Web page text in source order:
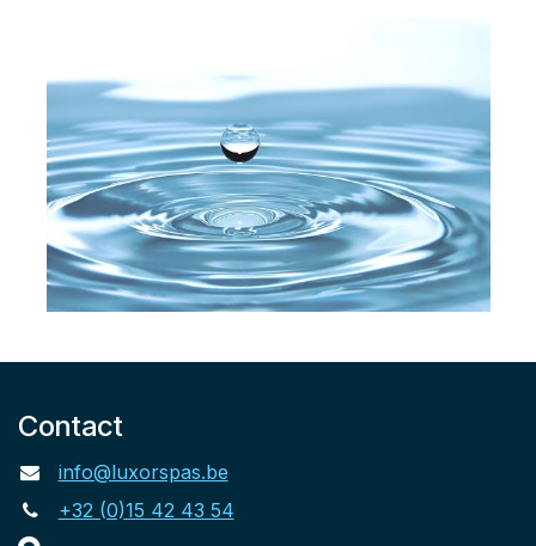
Contact
info@luxorspas.be
+32 (0)15 42 43 54